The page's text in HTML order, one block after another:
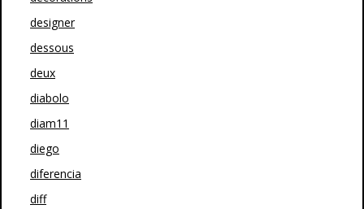
designer
dessous
deux
diabolo
diam11
diego
diferencia
diff